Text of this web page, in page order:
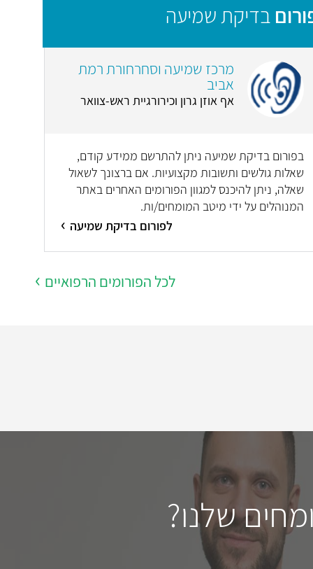
בדיקת שמיעה
מרכז שמיעה וסחרחורת רמת
אביב
אף אוזן גרון וכירורגיית ראש-צוואר
בפורום בדיקת שמיעה ניתן להתרשם ממידע קודם,
שאלות גולשים ותשובות מקצועיות. אם ברצונך לשאול
שאלה, ניתן להיכנס למגוון הפורומים האחרים באתר
המנוהלים על ידי מיטב המומחים/ות.
לפורום בדיקת שמיעה
לכל הפורומים הרפואיים
שלנו?